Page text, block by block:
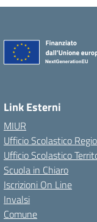
Link Esterni
MIUR
Ufficio Scolastico
Ufficio Scolastico
Scuola in Chiaro
Iscrizioni On Line
Invalsi
Comune